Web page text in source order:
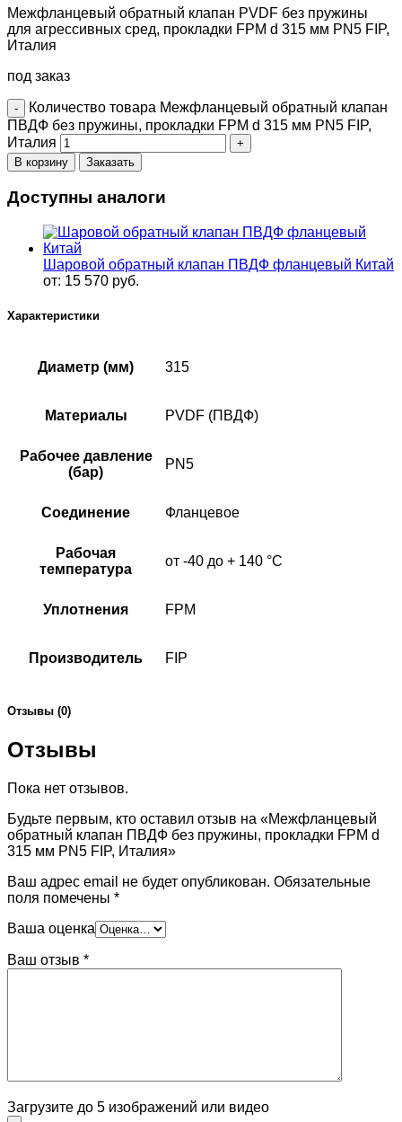
Межфланцевый обратный клапан PVDF без пружины
для агрессивных сред, прокладки FPM d 315 мм PN5 FIP,
Италия
под заказ
Количество товара Межфланцевый обратный клапан
ПВДФ без пружины, прокладки FPM d 315 мм PN5 FIP,
Италия
В корзину Заказать
Доступны аналоги
Шаровой обратный клапан ПВДФ фланцевый Китай
от: 15 570 руб.
Характеристики
Диаметр (мм) 315
Материалы PVDF (ПВДФ)
Рабочее давление
(бар)
PN5
Соединение Фланцевое
Рабочая
температура
от -40 до + 140 °C
Уплотнения FPM
Производитель FIP
Отзывы (0)
Отзывы
Пока нет отзывов.
Будьте первым, кто оставил отзыв на «Межфланцевый
обратный клапан ПВДФ без пружины, прокладки FPM d
315 мм PN5 FIP, Италия»
Ваш адрес email не будет опубликован. Обязательные
поля помечены *
Ваша оценка
Ваш отзыв *
Загрузите до 5 изображений или видео